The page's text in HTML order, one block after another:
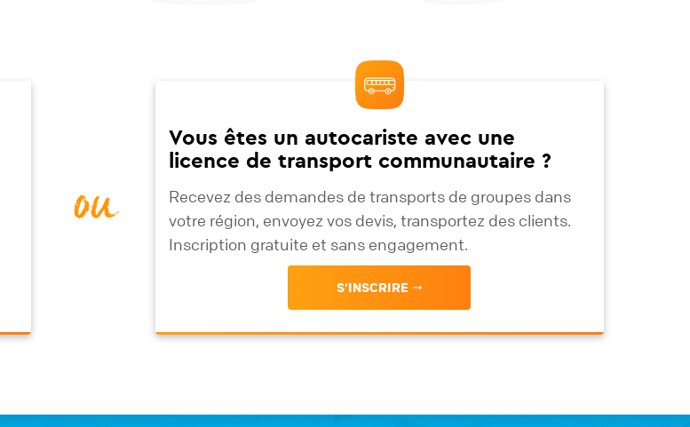
ou
Vous êtes un autocariste avec une
licence de transport communautaire ?
Recevez des demandes de transports de groupes dans
votre région, envoyez vos devis, transportez des clients.
Inscription gratuite et sans engagement.
S'INSCRIRE